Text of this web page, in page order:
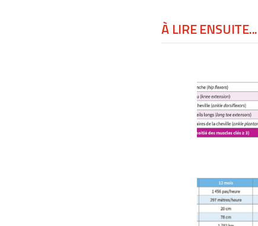
À LIRE ENSUITE...